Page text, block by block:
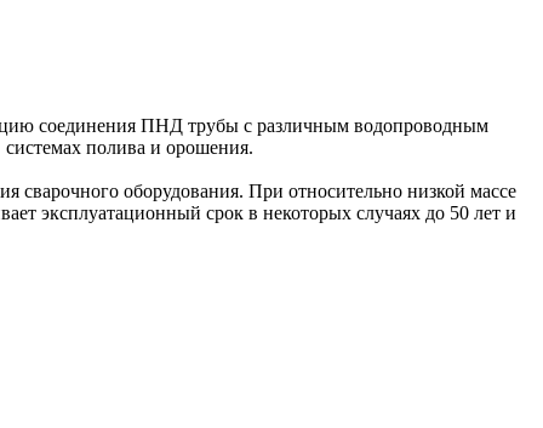
соединения ПНД трубы с различным водопроводным
системах полива и орошения.
сварочного оборудования. При относительно низкой массе
эксплуатационный срок в некоторых случаях до 50 лет и